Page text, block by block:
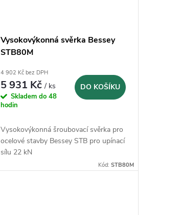
Vysokovýkonná svěrka Bessey
STB80M
4 902 Kč bez DPH
5 931 Kč/ ks
Skladem do 48
hodin
DO KOŠÍKU
Vysokovýkonná šroubovací svěrka pro
ocelové stavby Bessey STB pro upínací
sílu 22 kN
Kód: STB80M